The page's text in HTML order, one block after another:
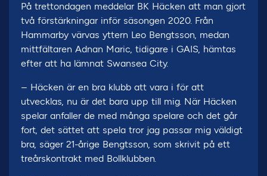
På trettondagen meddelar BK Häcken att man gjort
två förstärkningar inför säsongen 2020. Från
Hammarby värvas yttern Leo Bengtsson, medan
mittfältaren Adnan Maric, tidigare i GAIS, hämtas
efter att ha lämnat Swansea City.
– Häcken är en bra klubb att vara i för att
utvecklas, nu är det bara upp till mig. När Häcken
spelar anfaller de med många spelare och det går
fort, det sättet att spela tror jag passar mig väldigt
bra, säger 21-årige Bengtsson, som skrivit på ett
treårskontrakt med Bollklubben.